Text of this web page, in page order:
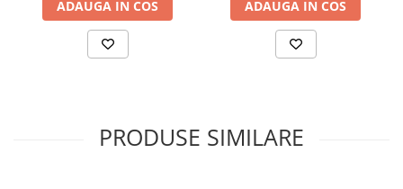
ADAUGA IN COS ADAUGA IN COS
PRODUSE SIMILARE